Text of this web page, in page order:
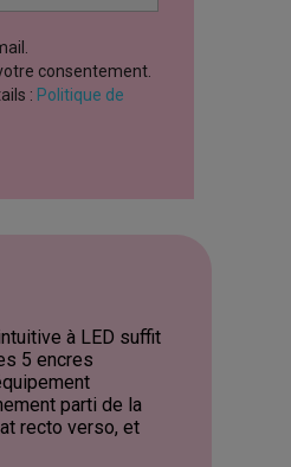
consentement.
: Politique de
à LED suffit
5 encres
parti de la
recto verso, et